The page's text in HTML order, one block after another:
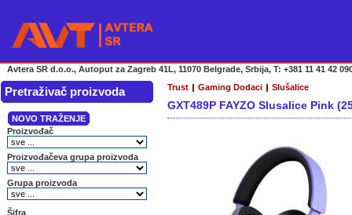
Avtera SR d.o.o., Autoput za Zagreb 41L, 11070 Belgrade, Srbija, T: +381 11 41 42
Pretraživač proizvoda Trust Gaming Dodaci Slušalice
GXT489P FAYZO Slusalice Pink